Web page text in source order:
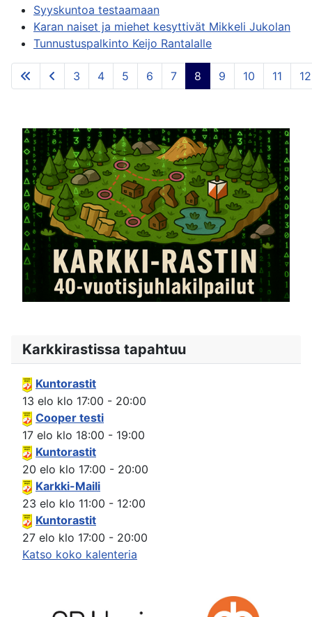
Syyskuntoa testaamaan
Karan naiset ja miehet kesyttivät Mikkeli Jukolan
Tunnustuspalkinto Keijo Rantalalle
Sivu 8 / 55
3 4 5 6 7 8 9 10 11 12
Karkkirastissa tapahtuu
Kuntorastit
13 elo klo 17:00 - 20:00
Cooper testi
17 elo klo 18:00 - 19:00
Kuntorastit
20 elo klo 17:00 - 20:00
Karkki-Maili
23 elo klo 11:00 - 12:00
Kuntorastit
27 elo klo 17:00 - 20:00
Katso koko kalenteria